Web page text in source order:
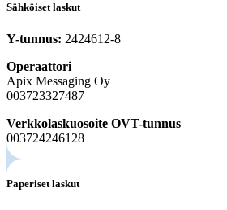
Sähköiset laskut
Y-tunnus: 2424612-8
Operaattori
Apix Messaging Oy
003723327487
Verkkolaskuosoite OVT-tunnus
003724246128
Paperiset laskut